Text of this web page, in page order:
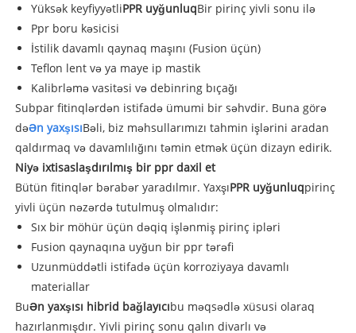
Yüksək keyfiyyətliPPR uyğunluqBir pirinç yivli sonu ilə
Ppr boru kəsicisi
İstilik davamlı qaynaq maşını (Fusion üçün)
Teflon lent və ya maye ip mastik
Kalibrləmə vasitəsi və debinring bıçağı
Subpar fitinqlərdən istifadə ümumi bir səhvdir. Buna görə
dəƏn yaxşısıBəli, biz məhsullarımızı tahmin işlərini aradan
qaldırmaq və davamlılığını təmin etmək üçün dizayn edirik.
Niyə ixtisaslaşdırılmış bir ppr daxil et
Bütün fitinqlər bərabər yaradılmır. YaxşıPPR uyğunluqpirinç
yivli üçün nəzərdə tutulmuş olmalıdır:
Sıx bir möhür üçün dəqiq işlənmiş pirinç ipləri
Fusion qaynaqına uyğun bir ppr tərəfi
Uzunmüddətli istifadə üçün korroziyaya davamlı
materiallar
BuƏn yaxşısı hibrid bağlayıcıbu məqsədlə xüsusi olaraq
hazırlanmışdır. Yivli pirinç sonu qalın divarlı və